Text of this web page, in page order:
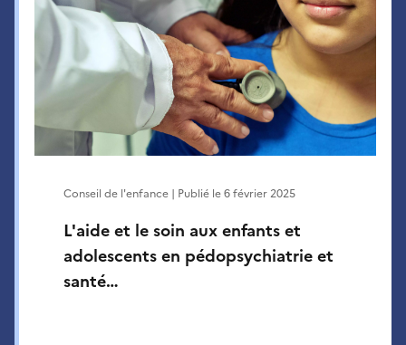
L'aide et le soin aux enfants et
adolescents en pédopsychiatrie et
santé…
Conseil de l'enfance | Publié le6 février 2025